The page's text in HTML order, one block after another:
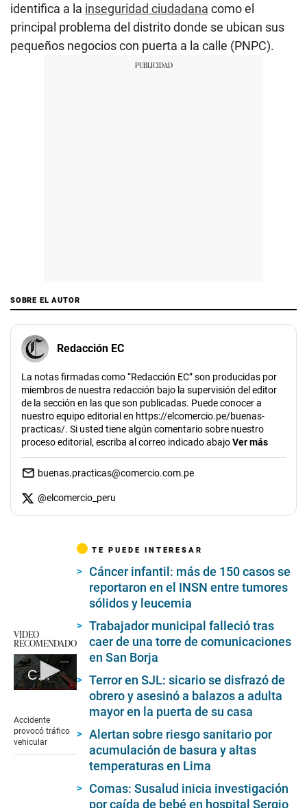
identifica a la inseguridad ciudadana como el
principal problema del distrito donde se ubican sus
pequeños negocios con puerta a la calle (PNPC).
SOBRE EL AUTOR
Redacción EC
La notas firmadas como “Redacción EC” son producidas por
miembros de nuestra redacción bajo la supervisión del editor
de la sección en las que son publicadas. Puede conocer a
nuestro equipo editorial en https://elcomercio.pe/buenas-
practicas/. Si usted tiene algún comentario sobre nuestro
proceso editorial, escriba al correo indicado abajoVer más
buenas.practicas@comercio.com.pe
@elcomercio_peru
VIDEO
RECOMENDADO
Costa Verde: Camión choca contra barrera de protección
of
5
minutes,
Accidente
provocó tráfico
vehicular
TE PUEDE INTERESAR
Cáncer infantil: más de 150 casos se
reportaron en el INSN entre tumores
sólidos y leucemia
Trabajador municipal falleció tras
caer de una torre de comunicaciones
en San Borja
Terror en SJL: sicario se disfrazó de
obrero y asesinó a balazos a adulta
mayor en la puerta de su casa
Alertan sobre riesgo sanitario por
acumulación de basura y altas
temperaturas en Lima
Comas: Susalud inicia investigación
por caída de bebé en hospital Sergio